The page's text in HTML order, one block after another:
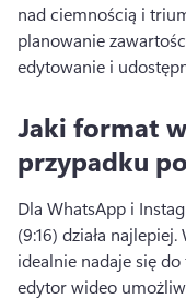
nad ciemnością i
planowanie
edytowanie i
Jaki format
przypadku
Dla WhatsApp i
(9:16) działa najlepiej.
idealnie nadaje się
edytor wideo